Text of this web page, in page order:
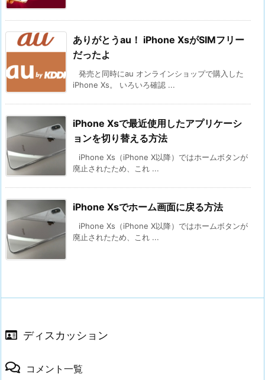
ありがとうau！ iPhone XsがSIMフリー
だったよ
発売と同時にau オンラインショップで購入した
iPhone Xs。 いろいろ確認 ...
iPhone Xsで最近使用したアプリケーシ
ョンを切り替える方法
iPhone Xs（iPhone X以降）ではホームボタンが
廃止されたため、これ ...
iPhone Xsでホーム画面に戻る方法
iPhone Xs（iPhone X以降）ではホームボタンが
廃止されたため、これ ...
ディスカッション
コメント一覧